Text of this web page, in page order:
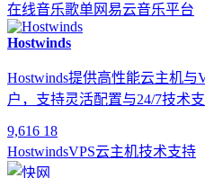
在线音乐歌单网易云音乐平台
Hostwinds
Hostwinds提供高性能云主机与
户，支持灵活配置与24/7技术支
9,616 18
HostwindsVPS云主机技术支持